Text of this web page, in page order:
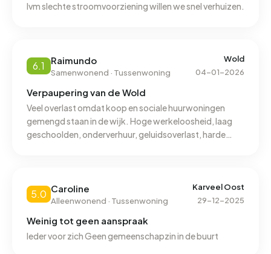
Ivm slechte stroomvoorziening willen we snel verhuizen.
6.1 Raimundo
Samenwonend · Tussenwoning
Wold
04-01-2026
Verpaupering van de Wold
Veel overlast omdat koop en sociale huurwoningen
gemengd staan in de wijk. Hoge werkeloosheid, laag
geschoolden, onderverhuur, geluidsoverlast, harde
jongeren op fatbikes. Daarnaast zijn alle wegen, en
stoepen in de wijken verrot of verzakt, en een hoop
de buitenkant.
5.0 Caroline
Alleenwonend · Tussenwoning
Karveel Oost
29-12-2025
Weinig tot geen aanspraak
Ieder voor zich Geen gemeenschapzin in de buurt